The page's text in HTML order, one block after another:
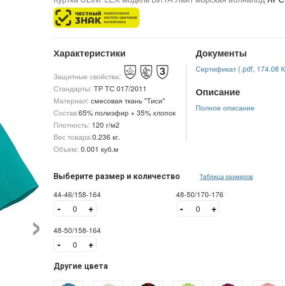
›
Характеристики
Защитные свойства:
Стандарты: ТР ТС 017/2011
Материал: смесовая ткань "Тиси"
Состав:65% полиэфир + 35% хлопок
Плотность: 120 г/м2
Вес товара:0.236 кг.
Объем: 0.001 куб.м
Документы
Сертификат (.pdf, 174.08
Описание
Полное описание
Выберите размер и количество Таблица размеров
44-46/158-164
- +
48-50/158-164
- +
48-50/170-176
- +
Другие цвета